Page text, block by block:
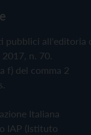
pubblici all'editoria
n. 70.
f) del comma 2
Italiana
IAP (Istituto